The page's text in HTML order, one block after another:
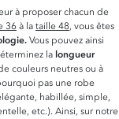
à proposer chacun de
36 à la taille 48, vous êtes
Vous pouvez ainsi
la longueur
couleurs neutres ou à
pas une robe
habillée, simple,
etc.). Ainsi, sur notre